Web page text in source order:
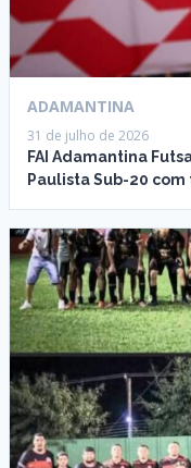
ADAMANTINA
31 de julho de 2026
FAI Adamantina
Paulista Sub-20